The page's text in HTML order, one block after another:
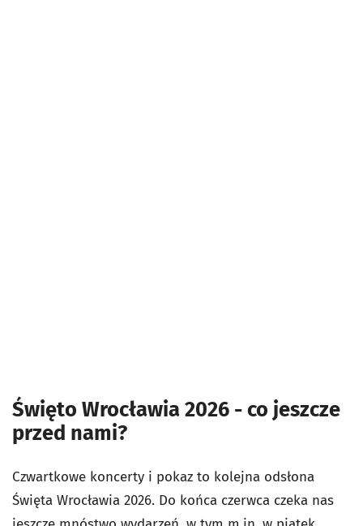
Święto Wrocławia 2026 - co jeszcze
przed nami?
Czwartkowe koncerty i pokaz to kolejna odsłona
Święta Wrocławia 2026. Do końca czerwca czeka nas